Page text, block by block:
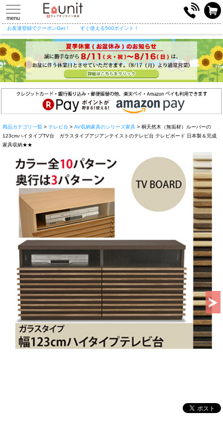
toggle
navigation
menu
お友達登録でクーポンGet！ すぐ使える500ポイント！
商品カテゴリ一覧 > テレビ台 > AV収納家具のシリーズ家具 > 桐天然木（無垢材）ルーバーの
123cmハイタイプTV台 ガラスタイプアジアンテイストのテレビ台 テレビボード 日本製＆完成
家具収納★★